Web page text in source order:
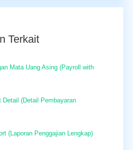
Terkait
Mata Uang Asing (Payroll with
Detail (Detail Pembayaran
(Laporan Penggajian Lengkap)